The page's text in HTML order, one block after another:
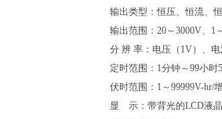
输出类型：恒压、恒流、
输出范围：20～3000V、1
分 辨 率：电压（1V）、
定时范围：1分钟～99小时
伏时范围：1～99999V-hr/
显 示：带背光的LCD液